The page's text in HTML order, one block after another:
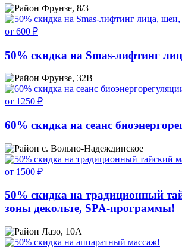
Фрунзе, 8/3
от 600 ₽
50% скидка на Smas-лифтинг
Фрунзе, 32В
от 1250 ₽
60% скидка на сеанс
с. Вольно-Надеждинское
от 1500 ₽
50% скидка на традиционный
зоны декольте, SPA-программы!
Лазо, 10А